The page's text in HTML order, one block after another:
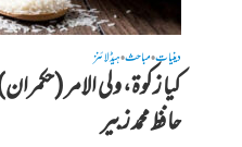
دینیات•مباحث•ہیڈلائنز
کیا زکوۃ، ولی الامر
حافظ محمد زبیر